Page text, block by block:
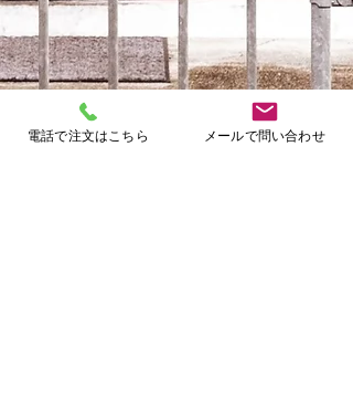
一品もの・ご飯もの
電話で注文はこちら メールで問い合わせ